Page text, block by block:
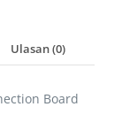
Ulasan (0)
Board